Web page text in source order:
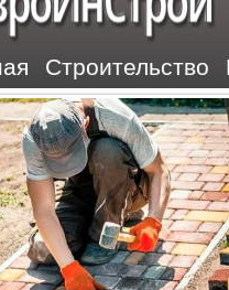
Строительство